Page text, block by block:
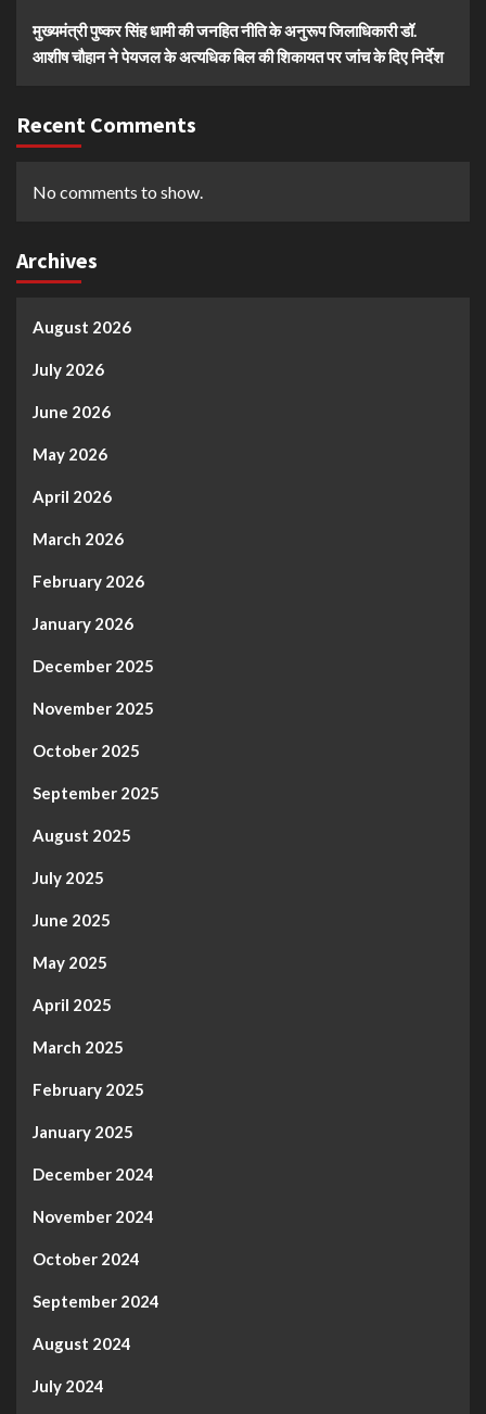
मुख्यमंत्री पुष्कर सिंह धामी की जनहित नीति के अनुरूप जिलाधिकारी डॉ.
आशीष चौहान ने पेयजल के अत्यधिक बिल की शिकायत पर जांच के दिए निर्देश
Recent Comments
No comments to show.
Archives
August 2026
July 2026
June 2026
May 2026
April 2026
March 2026
February 2026
January 2026
December 2025
November 2025
October 2025
September 2025
August 2025
July 2025
June 2025
May 2025
April 2025
March 2025
February 2025
January 2025
December 2024
November 2024
October 2024
September 2024
August 2024
July 2024